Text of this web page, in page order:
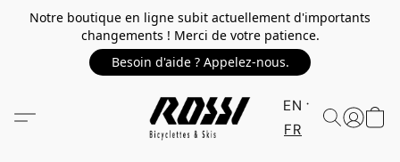
Notre boutique en ligne subit actuellement d'importants
changements ! Merci de votre patience.
Besoin d'aide ? Appelez-nous.
EN
FR